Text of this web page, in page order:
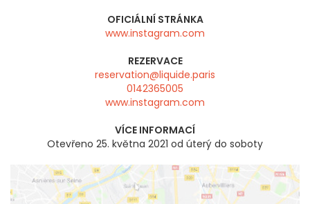
OFICIÁLNÍ STRÁNKA
www.instagram.com
REZERVACE
reservation@liquide.paris
0142365005
www.instagram.com
VÍCE INFORMACÍ
Otevřeno 25. května 2021 od úterý do soboty